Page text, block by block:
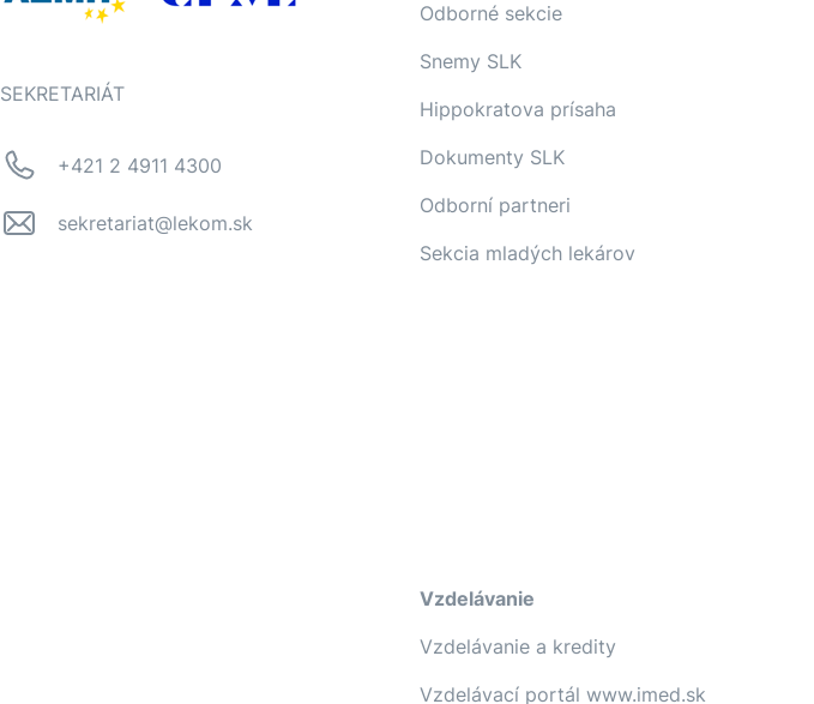
SEKRETARIÁT
+421 2 4911 4300
sekretariat@lekom.sk
Odborné sekcie
Snemy SLK
Hippokratova prísaha
Dokumenty SLK
Odborní partneri
Sekcia mladých lekárov
Vzdelávanie
Vzdelávanie a kredity
Vzdelávací portál www.imed.sk